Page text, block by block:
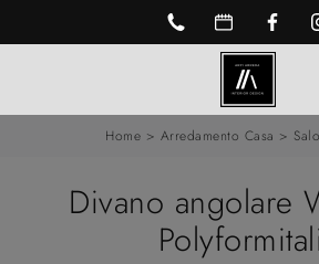
Home > Arredamento Casa >
Divano angolare